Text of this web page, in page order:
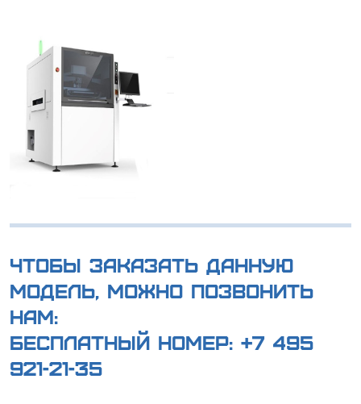
Чтобы заказать данную
модель, можно позвонить
нам:
Бесплатный номер: +7 495
921-21-35